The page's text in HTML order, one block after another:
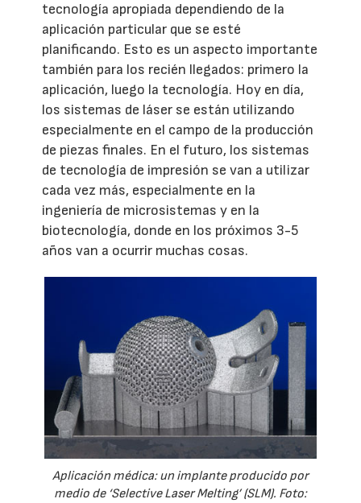
tecnología apropiada dependiendo de la
aplicación particular que se esté
planificando. Esto es un aspecto importante
también para los recién llegados: primero la
aplicación, luego la tecnología. Hoy en día,
los sistemas de láser se están utilizando
especialmente en el campo de la producción
de piezas finales. En el futuro, los sistemas
de tecnología de impresión se van a utilizar
cada vez más, especialmente en la
ingeniería de microsistemas y en la
biotecnología, donde en los próximos 3-5
años van a ocurrir muchas cosas.
Aplicación médica: un implante producido por
medio de ‘Selective Laser Melting’ (SLM). Foto: